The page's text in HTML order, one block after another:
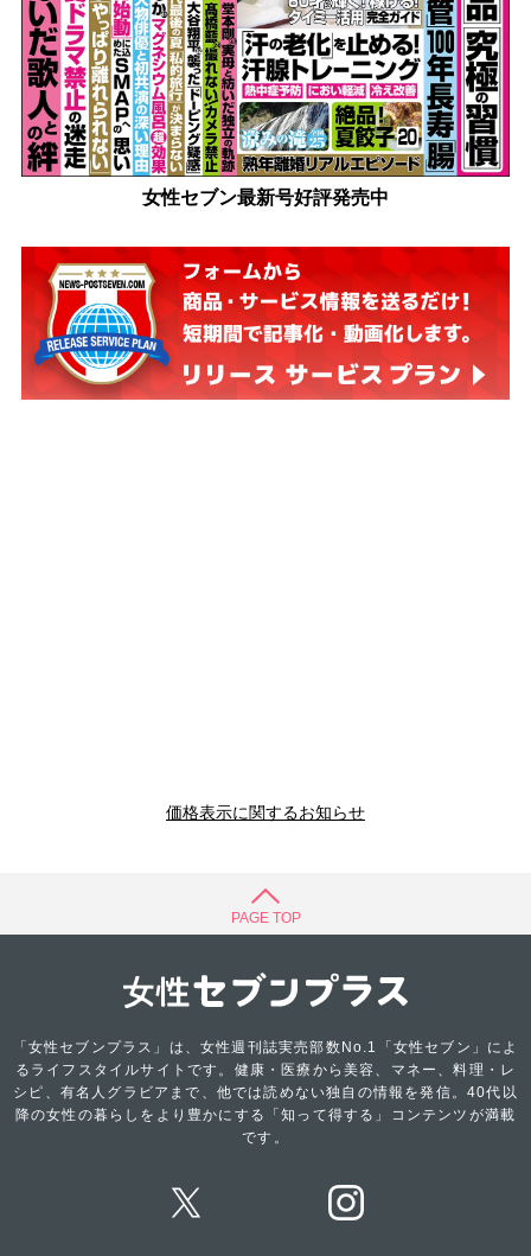
女性セブン最新号好評発売中
価格表示に関するお知らせ
PAGE TOP
「女性セブンプラス」は、女性週刊誌実売部数No.1「女性セブン」によ
るライフスタイルサイトです。健康・医療から美容、マネー、料理・レ
シピ、有名人グラビアまで、他では読めない独自の情報を発信。40代以
降の女性の暮らしをより豊かにする「知って得する」コンテンツが満載
です。